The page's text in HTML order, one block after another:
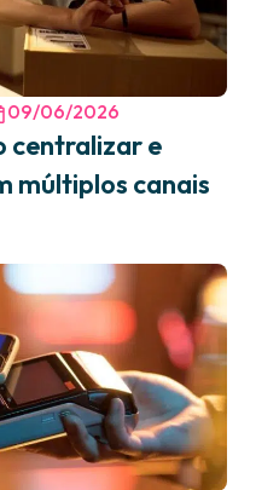
09/06/2026
centralizar e
múltiplos canais